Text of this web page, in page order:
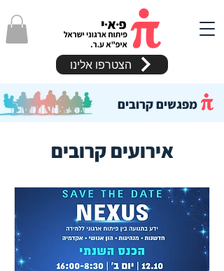
הצטרפו אלינו
מפגשים קרובים
אירועים קרובים